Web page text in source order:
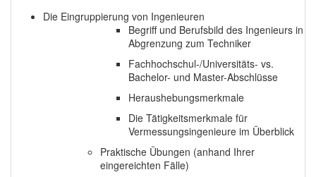
Die Eingruppierung von Ingenieuren
Begriff und Berufsbild des Ingenieurs in
Abgrenzung zum Techniker
Fachhochschul-/Universitäts- vs.
Bachelor- und Master-Abschlüsse
Heraushebungsmerkmale
Die Tätigkeitsmerkmale für
Vermessungsingenieure im Überblick
Praktische Übungen (anhand Ihrer
eingereichten Fälle)